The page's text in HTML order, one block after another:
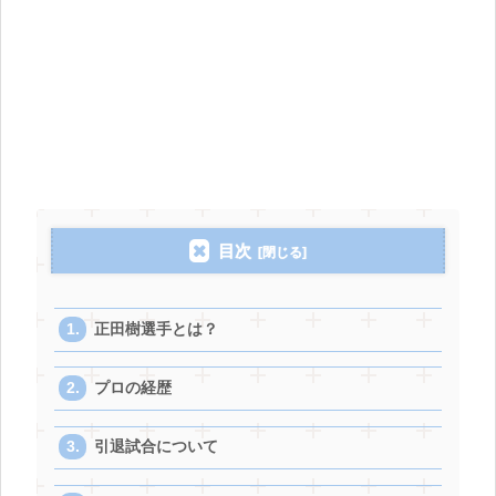
目次
正田樹選手とは？
プロの経歴
引退試合について